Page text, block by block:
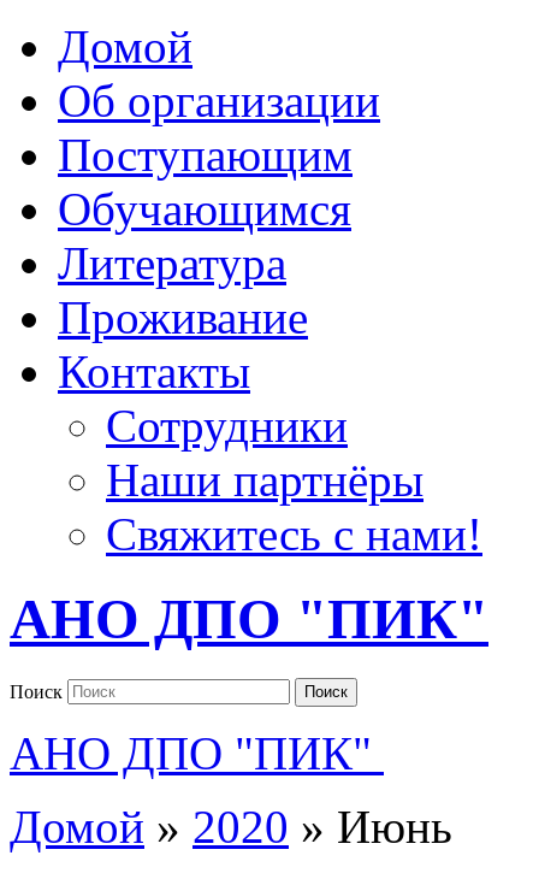
Домой
Об организации
Поступающим
Обучающимся
Литература
Проживание
Контакты
Сотрудники
Наши партнёры
Свяжитесь с нами!
АНО ДПО "ПИК"
Поиск Поиск
АНО ДПО "ПИК"
Домой » 2020 » Июнь